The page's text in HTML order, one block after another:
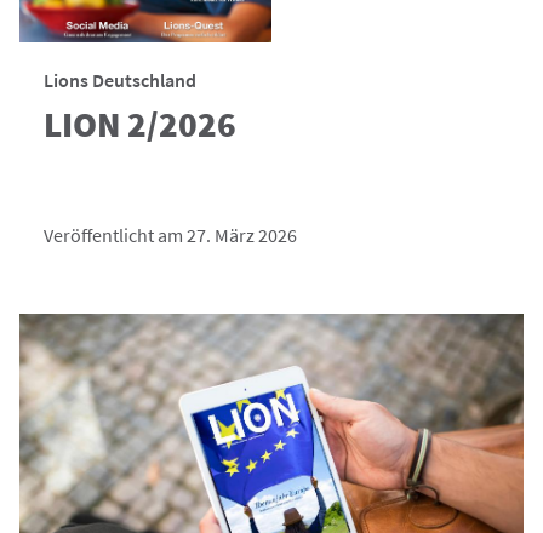
Lions Deutschland
LION 2/2026
Veröffentlicht am 27. März 2026